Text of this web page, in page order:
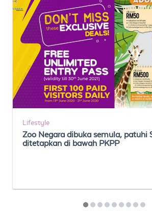
Lifestyle
Zoo Negara dibuka semula, patuhi
ditetapkan di bawah PKPP